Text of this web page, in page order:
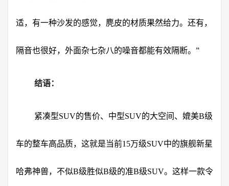
适，有一种沙发的感觉，麂皮的材质果然给力。还有，
隔音也很好，外面杂七杂八的噪音都能有效隔断。”
结语：
紧凑型SUV的售价、中型SUV的大空间、媲美B级
车的整车高品质，这就是当前15万级SUV中的旗舰新星
哈弗神兽，不似B级胜似B级的准B级SUV。这样一款令